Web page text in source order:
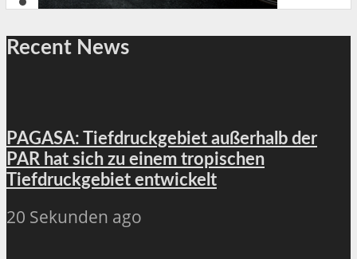
Recent News
PAGASA: Tiefdruckgebiet außerhalb der
PAR hat sich zu einem tropischen
Tiefdruckgebiet entwickelt
20 Sekunden ago